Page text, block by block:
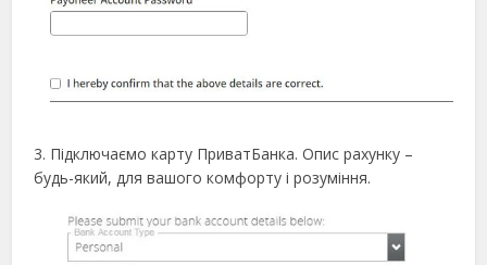
3. Підключаємо карту ПриватБанка. Опис рахунку –
будь-який, для вашого комфорту і розуміння.